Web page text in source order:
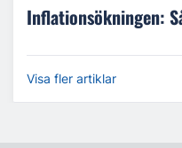
Inflationsökningen:
Visa fler artiklar